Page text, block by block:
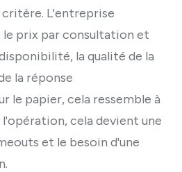
critère. L'entreprise
prix par consultation et
la qualité de la
la réponse
le papier, cela ressemble à
l'opération, cela devient une
et le besoin d'une